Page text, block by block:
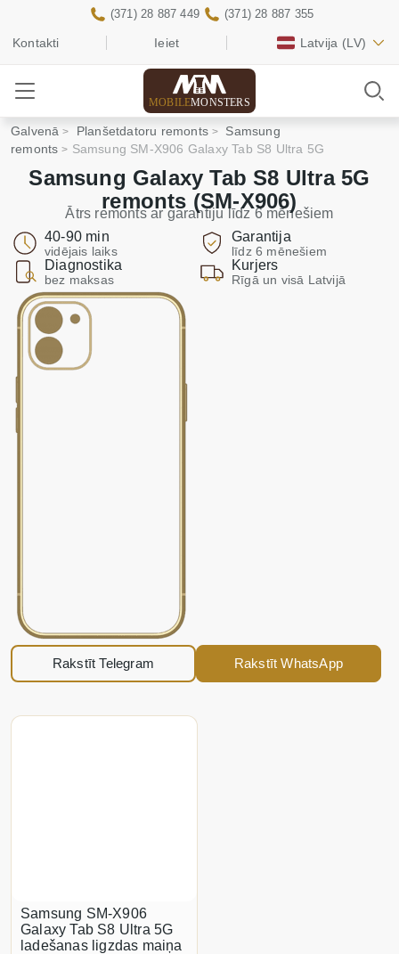
Kontakti Ieiet Latvija (LV)
(371) 28 887 449 (371) 28 887 355
MOBILEMONSTERS
Galvenā Planšetdatoru remonts
Samsung
remonts
Samsung SM-X906 Galaxy Tab S8 Ultra 5G
Samsung Galaxy Tab S8 Ultra 5G
remonts (SM-X906)
Ātrs remonts ar garantiju līdz 6 mēnešiem
40-90 min
vidējais laiks
Garantija
līdz 6 mēnešiem
Diagnostika
bez maksas
Kurjers
Rīgā un visā Latvijā
Rakstīt Telegram Rakstīt WhatsApp
Samsung SM-X906
Galaxy Tab S8 Ultra 5G
ladešanas ligzdas maiņa